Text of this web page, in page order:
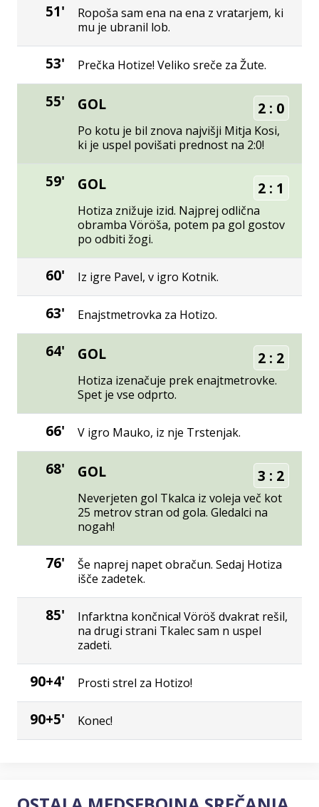
51'
Ropoša sam ena na ena z vratarjem, ki
mu je ubranil lob.
53' Prečka Hotize! Veliko sreče za Žute.
55' GOL 2 : 0
Po kotu je bil znova najvišji Mitja Kosi,
ki je uspel povišati prednost na 2:0!
59' GOL 2 : 1
Hotiza znižuje izid. Najprej odlična
obramba Vöröša, potem pa gol gostov
po odbiti žogi.
60' Iz igre Pavel, v igro Kotnik.
63' Enajstmetrovka za Hotizo.
64' GOL 2 : 2
Hotiza izenačuje prek enajtmetrovke.
Spet je vse odprto.
66' V igro Mauko, iz nje Trstenjak.
68' GOL 3 : 2
Neverjeten gol Tkalca iz voleja več kot
25 metrov stran od gola. Gledalci na
nogah!
76'
Še naprej napet obračun. Sedaj Hotiza
išče zadetek.
85'
Infarktna končnica! Vöröš dvakrat rešil,
na drugi strani Tkalec sam n uspel
zadeti.
90+4' Prosti strel za Hotizo!
90+5' Konec!